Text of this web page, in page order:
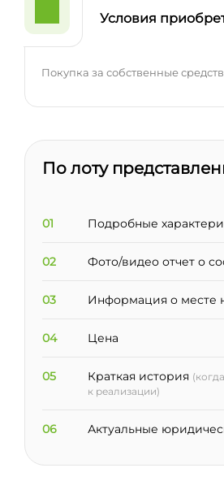
Условия
Покупка за собственные
По лоту
01 Подробные
02 Фото/видео отчет о
03 Информация о месте
04 Цена
05 Краткая история
к реализации)
06 Актуальные